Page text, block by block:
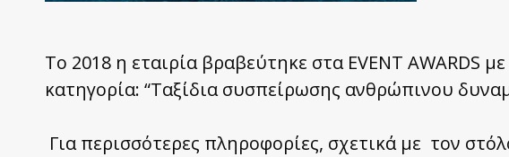
Το 2018 η εταιρία βραβεύτηκε στα EVENT AWARDS
κατηγορία: “Ταξίδια συσπείρωσης ανθρώπινου
Για περισσότερες πληροφορίες, σχετικά με τον